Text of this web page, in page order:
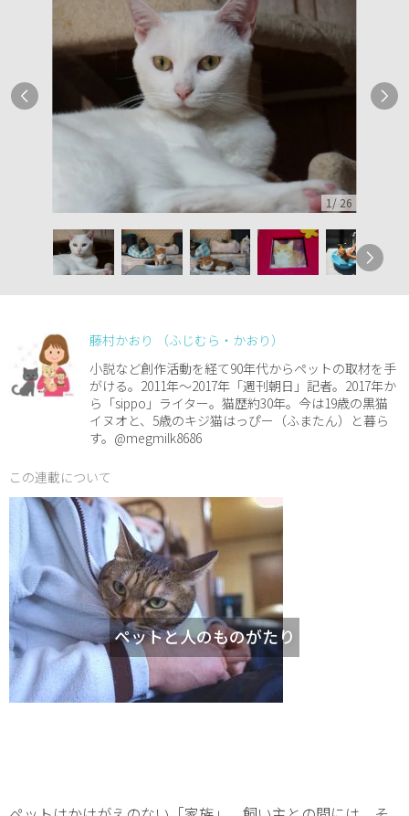
1 / 26
藤村かおり （ふじむら・かおり）
小説など創作活動を経て90年代からペットの取材を手
がける。2011年～2017年「週刊朝日」記者。2017年か
ら「sippo」ライター。猫歴約30年。今は19歳の黒猫
イヌオと、5歳のキジ猫はっぴー（ふまたん）と暮ら
す。@megmilk8686
この連載について
ペットと人のものがたり